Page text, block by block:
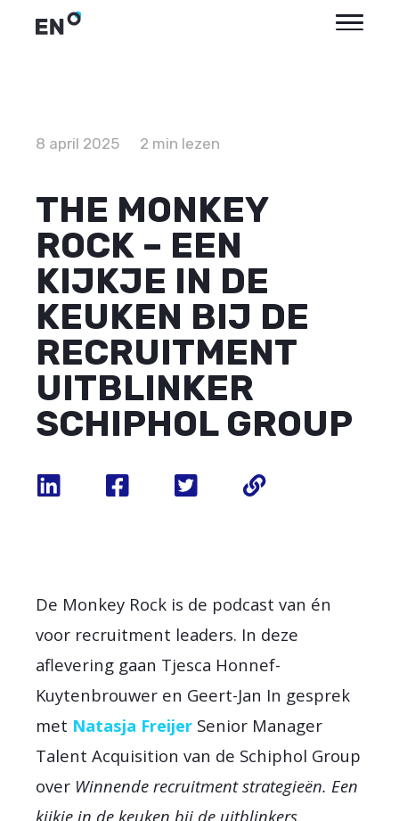
8 april 2025 2 min lezen
THE MONKEY
ROCK – EEN
KIJKJE IN DE
KEUKEN BIJ DE
RECRUITMENT
UITBLINKER
SCHIPHOL GROUP
De Monkey Rock is de podcast van én
voor recruitment leaders. In deze
aflevering gaan Tjesca Honnef-
Kuytenbrouwer en Geert-Jan In gesprek
met Natasja Freijer Senior Manager
Talent Acquisition van de Schiphol Group
over Winnende recruitment strategieën. Een
kijkje in de keuken bij de uitblinkers.